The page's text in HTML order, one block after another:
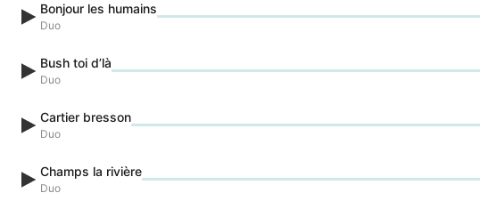
Bonjour les humains
Duo
Bush toi d’là
Duo
Cartier bresson
Duo
Champs la rivière
Duo